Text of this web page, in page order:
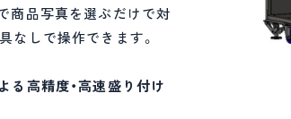
商品写真を選ぶだけで対
なしで操作できます。
る高精度・高速盛り付け